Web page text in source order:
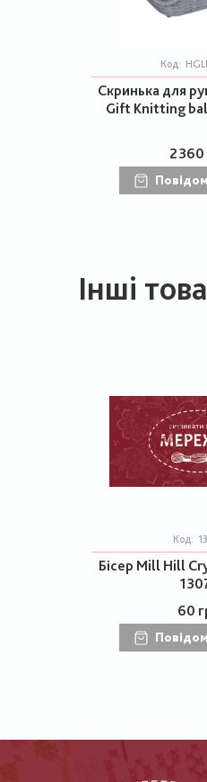
Код:
Скринька для
Gift Knitting
2360
Інші
Код:
Бісер Mill Hill
60